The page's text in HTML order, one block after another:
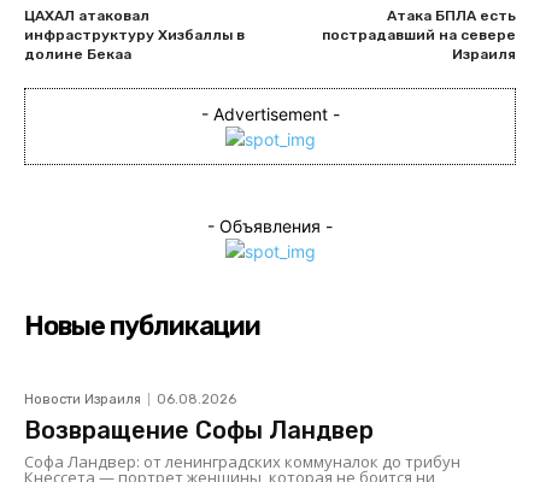
ЦАХАЛ атаковал
инфраструктуру Хизбаллы в
долине Бекаа
Атака БПЛА есть
пострадавший на севере
Израиля
- Advertisement -
- Объявления -
Новые публикации
Новости Израиля 06.08.2026
Возвращение Софы Ландвер
Софа Ландвер: от ленинградских коммуналок до трибун
Кнессета — портрет женщины, которая не боится ни